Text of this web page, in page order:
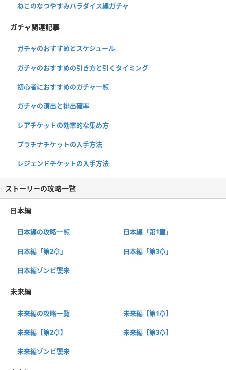
ねこのなつやすみパラダイス編ガチャ
ガチャ関連記事
ガチャのおすすめとスケジュール
ガチャのおすすめの引き方と引くタイミング
初心者におすすめのガチャ一覧
ガチャの演出と排出確率
レアチケットの効率的な集め方
プラチナチケットの入手方法
レジェンドチケットの入手方法
ストーリーの攻略一覧
日本編
日本編の攻略一覧 日本編「第1章」
日本編「第2章」 日本編「第3章」
日本編ゾンビ襲来
未来編
未来編の攻略一覧 未来編【第1章】
未来編【第2章】 未来編【第3章】
未来編ゾンビ襲来